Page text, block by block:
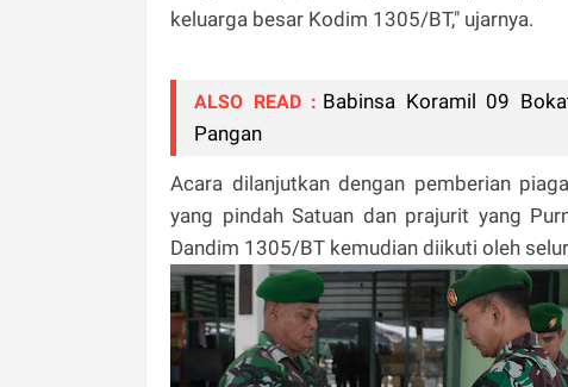
keluarga besar Kodim 1305/BT," ujarnya.
ALSO READ : Babinsa Koramil 09
Pangan
Acara dilanjutkan dengan pemberian
yang pindah Satuan dan prajurit yang
Dandim 1305/BT kemudian diikuti oleh